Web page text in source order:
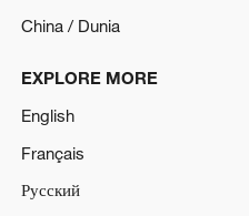
China / Dunia
EXPLORE MORE
English
Français
Русский